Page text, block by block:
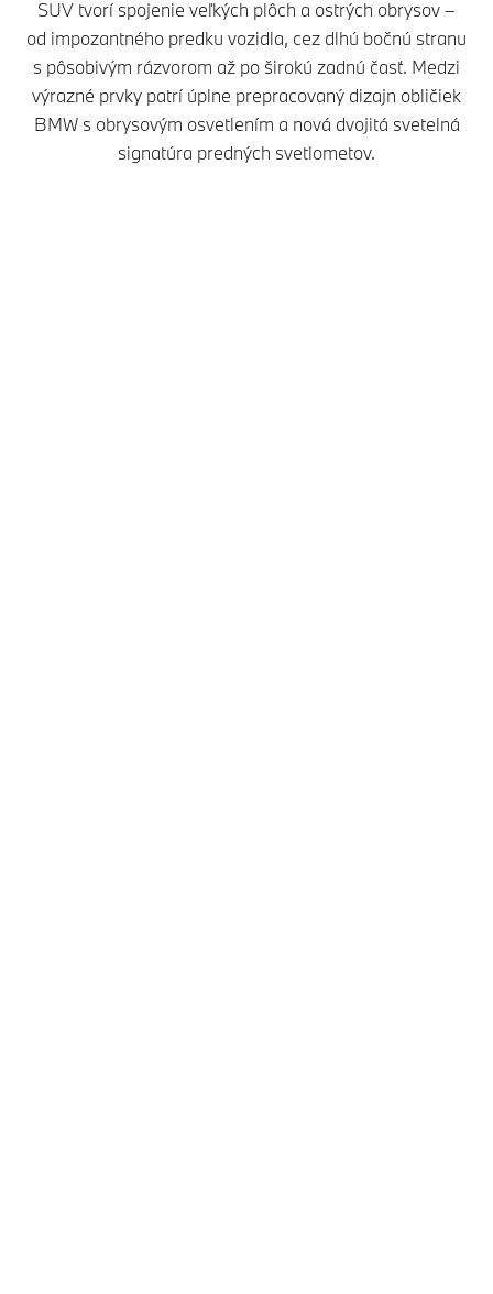
SUV tvorí spojenie veľkých plôch a ostrých obrysov –
od impozantného predku vozidla, cez dlhú bočnú stranu
s pôsobivým rázvorom až po širokú zadnú časť. Medzi
výrazné prvky patrí úplne prepracovaný dizajn obličiek
BMW s obrysovým osvetlením a nová dvojitá svetelná
signatúra predných svetlometov.